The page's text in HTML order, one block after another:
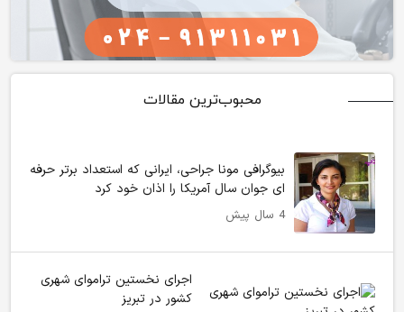
محبوب‌ترین مقالات
بیوگرافی مونا جراحی، ایرانی که استعداد برتر حرفه
ای جوان سال آمریکا را اذان خود کرد
4 سال پیش
اجرای نخستین تراموای شهری
کشور در تبریز